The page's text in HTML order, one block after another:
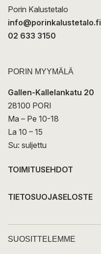
Porin Kalustetalo
info@porinkalustetalo.fi
02 633 3150
PORIN MYYMÄLÄ
Gallen-Kallelankatu 20
28100 PORI
Ma – Pe 10-18
La 10 – 15
Su: suljettu
TOIMITUSEHDOT
TIETOSUOJASELOSTE
SUOSITTELEMME